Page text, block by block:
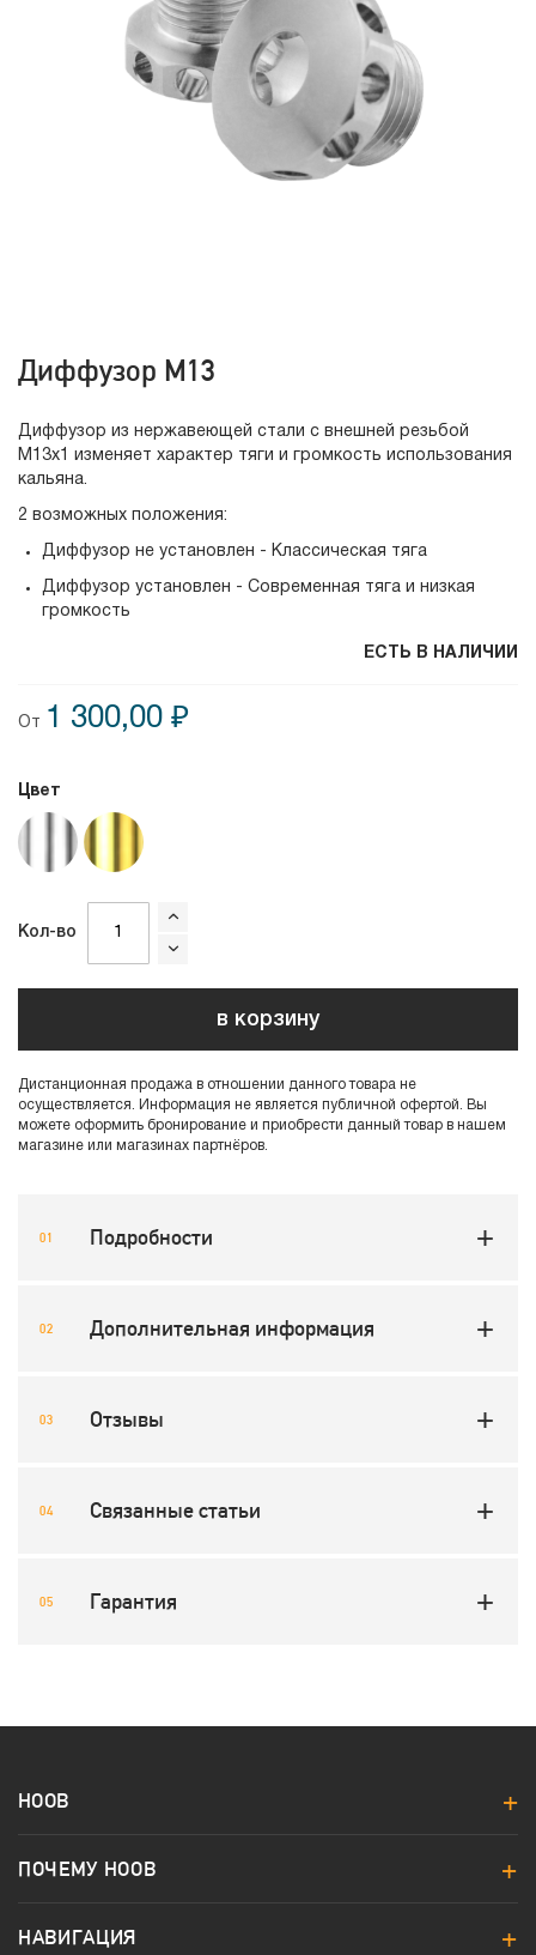
Диффузор M13
Диффузор из нержавеющей стали с внешней резьбой
М13х1 изменяет характер тяги и громкость использования
кальяна.
2 возможных положения:
Диффузор не установлен - Классическая тяга
Диффузор установлен - Современная тяга и низкая
громкость
ЕСТЬ В НАЛИЧИИ
От 1 300,00 ₽
Цвет
Кол-во
в корзину
Дистанционная продажа в отношении данного товара не
осуществляется. Информация не является публичной офертой. Вы
можете оформить бронирование и приобрести данный товар в нашем
магазине или магазинах партнёров.
Подробности
Дополнительная информация
Отзывы
Связанные статьи
Гарантия
HOOB
ПОЧЕМУ HOOB
НАВИГАЦИЯ